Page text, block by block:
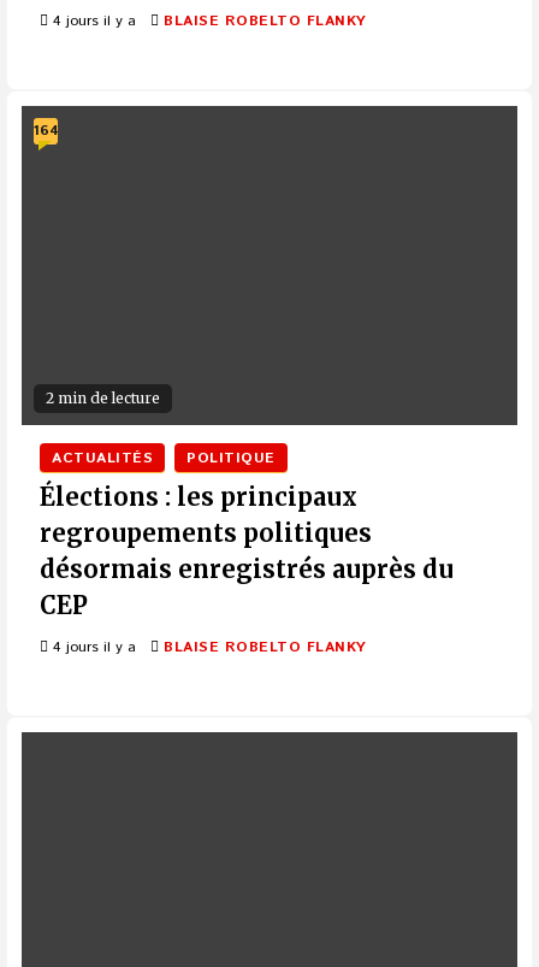
4 jours il y a BLAISE ROBELTO FLANKY
2 min de lecture
164
ACTUALITÉS POLITIQUE
Élections : les principaux
regroupements politiques
désormais enregistrés auprès du
CEP
4 jours il y a BLAISE ROBELTO FLANKY